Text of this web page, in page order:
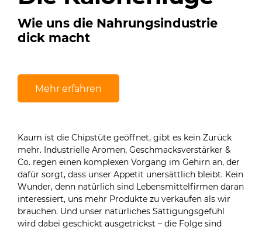
Wie uns die Nahrungsindustrie
dick macht
Mehr erfahren
Kaum ist die Chipstüte geöffnet, gibt es kein Zurück
mehr. Industrielle Aromen, Geschmacksverstärker &
Co. regen einen komplexen Vorgang im Gehirn an, der
dafür sorgt, dass unser Appetit unersättlich bleibt. Kein
Wunder, denn natürlich sind Lebensmittelfirmen daran
interessiert, uns mehr Produkte zu verkaufen als wir
brauchen. Und unser natürliches Sättigungsgefühl
wird dabei geschickt ausgetrickst – die Folge sind